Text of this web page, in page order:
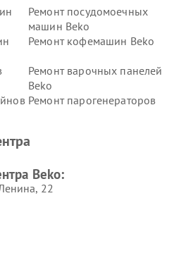
Ремонт посудомоечных
машин Beko
Ремонт кофемашин Beko
Ремонт варочных панелей
Beko
Ремонт парогенераторов
Ремонт морозильных камер
Beko:
22